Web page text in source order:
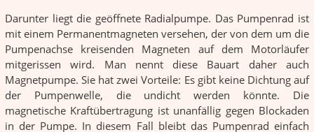
Darunter liegt die geöffnete Radialpumpe. Das Pumpenrad ist
mit einem Permanentmagneten versehen, der von dem um die
Pumpenachse kreisenden Magneten auf dem Motorläufer
mitgerissen wird. Man nennt diese Bauart daher auch
Magnetpumpe. Sie hat zwei Vorteile: Es gibt keine Dichtung auf
der Pumpenwelle, die undicht werden könnte. Die
magnetische Kraftübertragung ist unanfällig gegen Blockaden
in der Pumpe. In diesem Fall bleibt das Pumpenrad einfach